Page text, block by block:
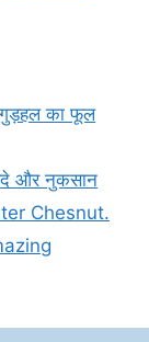
का फूल
और नुकसान
Chesnut.